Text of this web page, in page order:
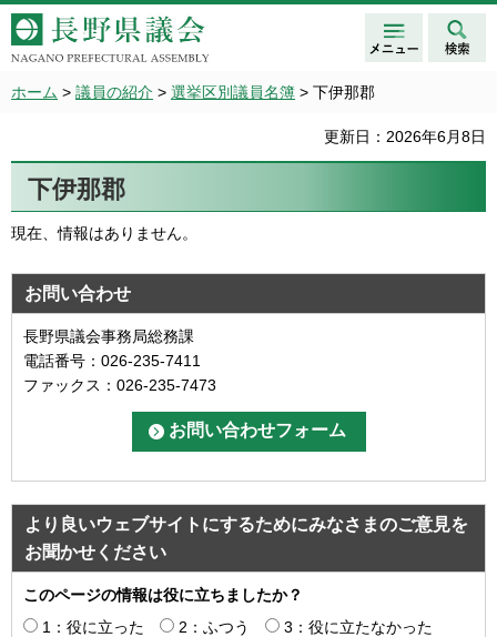
長野県議会 NAGANO
PREFECTURAL ASSEMBLY
メニュ
ー
検索
ホーム > 議員の紹介 > 選挙区別議員名簿 > 下伊那郡
更新日：2026年6月8日
下伊那郡
現在、情報はありません。
お問い合わせ
長野県議会事務局総務課
電話番号：026-235-7411
ファックス：026-235-7473
より良いウェブサイトにするためにみなさまのご意見を
お聞かせください
このページの情報は役に立ちましたか？
1：役に立った
2：ふつう
3：役に立たなかった